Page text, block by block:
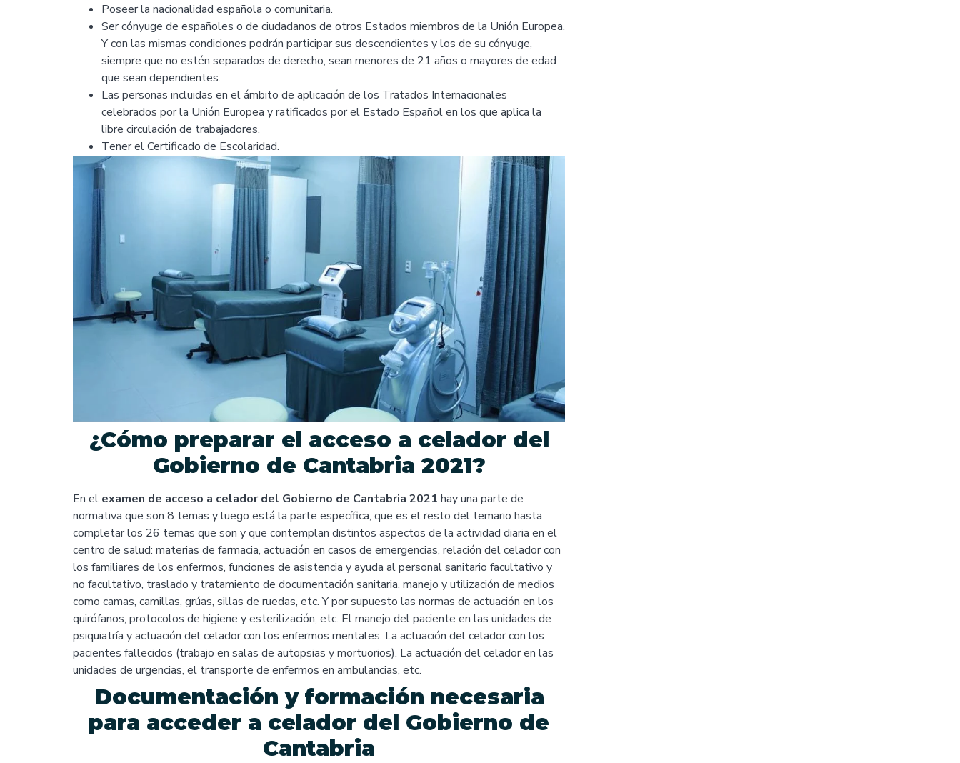
Poseer la nacionalidad española o comunitaria.
Ser cónyuge de españoles o de ciudadanos de otros Estados miembros de la Unión Europea.
Y con las mismas condiciones podrán participar sus descendientes y los de su cónyuge,
siempre que no estén separados de derecho, sean menores de 21 años o mayores de edad
que sean dependientes.
Las personas incluidas en el ámbito de aplicación de los Tratados Internacionales
celebrados por la Unión Europea y ratificados por el Estado Español en los que aplica la
libre circulación de trabajadores.
Tener el Certificado de Escolaridad.
¿Cómo preparar el acceso a celador del
Gobierno de Cantabria 2021?
En el examen de acceso a celador del Gobierno de Cantabria 2021 hay una parte de
normativa que son 8 temas y luego está la parte específica, que es el resto del temario hasta
completar los 26 temas que son y que contemplan distintos aspectos de la actividad diaria en el
centro de salud: materias de farmacia, actuación en casos de emergencias, relación del celador con
los familiares de los enfermos, funciones de asistencia y ayuda al personal sanitario facultativo y
no facultativo, traslado y tratamiento de documentación sanitaria, manejo y utilización de medios
como camas, camillas, grúas, sillas de ruedas, etc. Y por supuesto las normas de actuación en los
quirófanos, protocolos de higiene y esterilización, etc. El manejo del paciente en las unidades de
psiquiatría y actuación del celador con los enfermos mentales. La actuación del celador con los
pacientes fallecidos (trabajo en salas de autopsias y mortuorios). La actuación del celador en las
unidades de urgencias, el transporte de enfermos en ambulancias, etc.
Documentación y formación necesaria
para acceder a celador del Gobierno de
Cantabria